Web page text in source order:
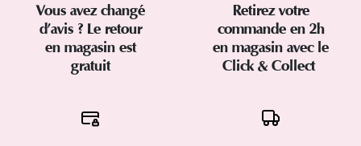
Vous avez changé
d’avis ? Le retour
en magasin est
gratuit
Retirez votre
commande en 2h
en magasin avec le
Click & Collect